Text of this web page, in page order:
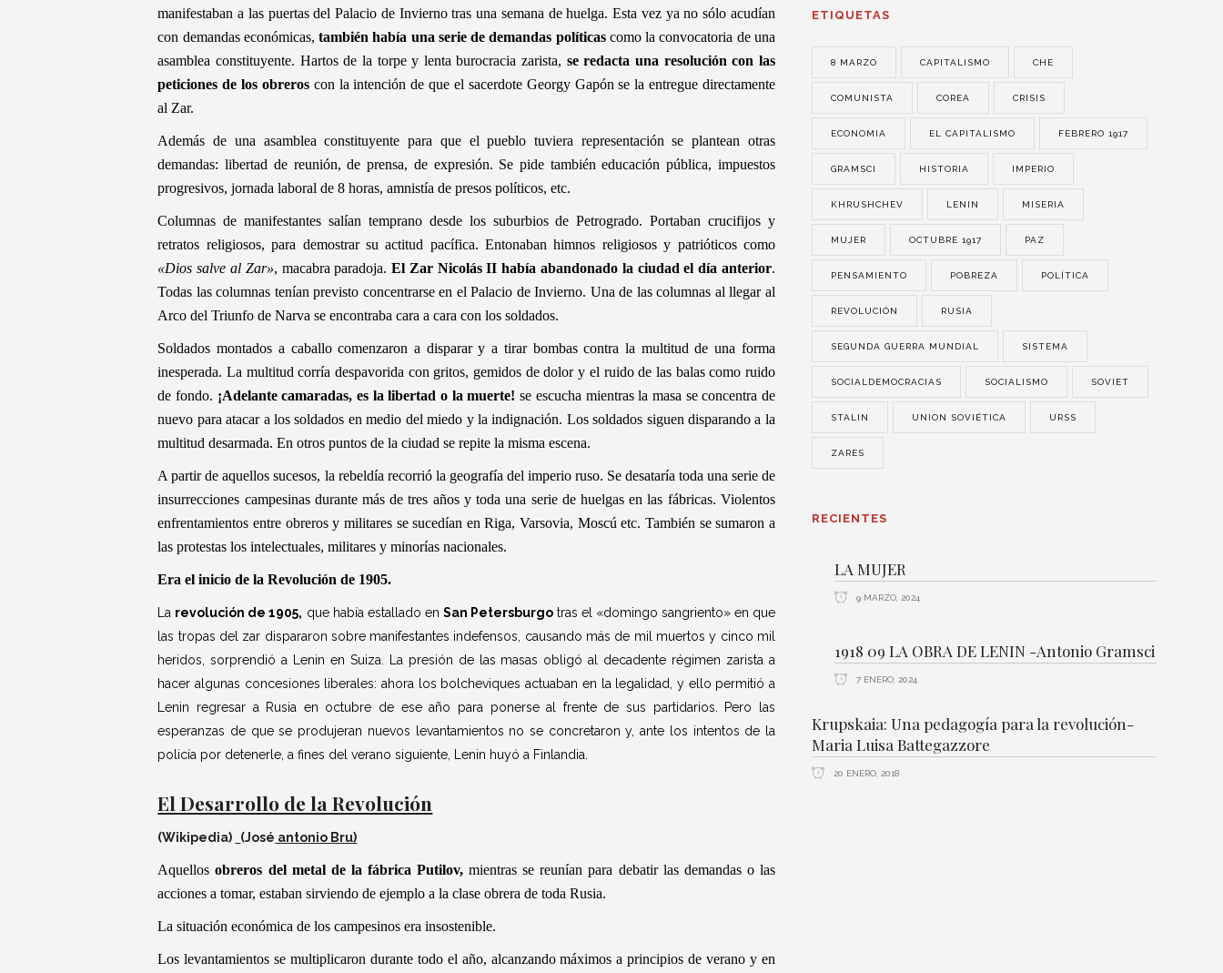
manifestaban a las puertas del Palacio de Invierno tras una semana de huelga. Esta vez ya no sólo acudían
con demandas económicas,también había una serie de demandas políticascomo la convocatoria de una
asamblea constituyente. Hartos de la torpe y lenta burocracia zarista, se redacta una resolución con las
peticiones de los obreroscon la intención de que el sacerdote Georgy Gapón se la entregue directamente
al Zar.
Además de una asamblea constituyente para que el pueblo tuviera representación se plantean otras
demandas: libertad de reunión, de prensa, de expresión. Se pide también educación pública, impuestos
progresivos, jornada laboral de 8 horas, amnistía de presos políticos, etc.
Columnas de manifestantes salían temprano desde los suburbios de Petrogrado. Portaban crucifijos y
retratos religiosos, para demostrar su actitud pacífica. Entonaban himnos religiosos y patrióticos como
«Dios salve al Zar», macabra paradoja.El Zar Nicolás II había abandonado la ciudad el día anterior.
Todas las columnas tenían previsto concentrarse en el Palacio de Invierno. Una de las columnas al llegar al
Arco del Triunfo de Narva se encontraba cara a cara con los soldados.
Soldados montados a caballo comenzaron a disparar y a tirar bombas contra la multitud de una forma
inesperada. La multitud corría despavorida con gritos, gemidos de dolor y el ruido de las balas como ruido
de fondo. ¡Adelante camaradas, es la libertad o la muerte! se escucha mientras la masa se concentra de
nuevo para atacar a los soldados en medio del miedo y la indignación. Los soldados siguen disparando a la
multitud desarmada. En otros puntos de la ciudad se repite la misma escena.
A partir de aquellos sucesos, la rebeldía recorrió la geografía del imperio ruso. Se desataría toda una serie de
insurrecciones campesinas durante más de tres años y toda una serie de huelgas en las fábricas. Violentos
enfrentamientos entre obreros y militares se sucedían en Riga, Varsovia, Moscú etc. También se sumaron a
las protestas los intelectuales, militares y minorías nacionales.
Era el inicio de la Revolución de 1905.
La revolución de 1905, que había estallado en San Petersburgotras el «domingo sangriento» en que
las tropas del zar dispararon sobre manifestantes indefensos, causando más de mil muertos y cinco mil
heridos, sorprendió a Lenin en Suiza. La presión de las masas obligó al decadente régimen zarista a
hacer algunas concesiones liberales: ahora los bolcheviques actuaban en la legalidad, y ello permitió a
Lenin regresar a Rusia en octubre de ese año para ponerse al frente de sus partidarios. Pero las
esperanzas de que se produjeran nuevos levantamientos no se concretaron y, ante los intentos de la
policía por detenerle, a fines del verano siguiente, Lenin huyó a Finlandia.
El Desarrollo de la Revolución
(Wikipedia) (José antonio Bru)
Aquellosobreros del metal de la fábrica Putilov, mientras se reunían para debatir las demandas o las
acciones a tomar, estaban sirviendo de ejemplo a la clase obrera de toda Rusia.
La situación económica de los campesinos era insostenible.
Los levantamientos se multiplicaron durante todo el año, alcanzando máximos a principios de verano y en
ETIQUETAS
8 MARZO CAPITALISMO CHE
COMUNISTA COREA CRISIS
ECONOMIA EL CAPITALISMO FEBRERO 1917
GRAMSCI HISTORIA IMPERIO
KHRUSHCHEV LENIN MISERIA
MUJER OCTUBRE 1917 PAZ
PENSAMIENTO POBREZA POLÍTICA
REVOLUCIÓN RUSIA
SEGUNDA GUERRA MUNDIAL SISTEMA
SOCIALDEMOCRACIAS SOCIALISMO SOVIET
STALIN UNION SOVIÉTICA URSS
ZARES
RECIENTES
LA MUJER
9 MARZO, 2024
1918 09 LA OBRA DE LENIN -Antonio Gramsci
7 ENERO, 2024
Krupskaia: Una pedagogía para la revolución-
Maria Luisa Battegazzore
20 ENERO, 2018